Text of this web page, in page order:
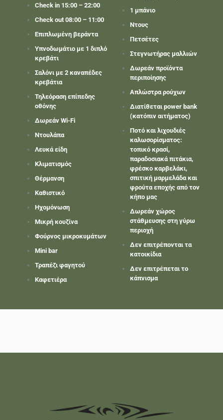
Check in 15:00 – 22:00
Check out 08:00 – 11:00
Επιπλωμένη βεράντα
Υπνοδωμάτιο με 1 διπλό
κρεβάτι
Σαλόνι με 2 καναπέδες
κρεβάτια
Τηλεόραση επίπεδης
οθόνης
Δωρεάν Wi-Fi
Ντουλάπα
Λευκά είδη
Κλιματισμός
Θέρμανση
Καθιστικό
Ηχομόνωση
Μικρή κουζίνα
Φούρνος μικροκυμάτων
Mini bar
Τραπέζι φαγητού
Καφετιέρα
1 μπάνιο
Ντους
Πετσέτες
Στεγνωτήρας μαλλιών
Δωρεάν προϊόντα
περιποίησης
Απλώστρα ρούχων
Διατίθεται power bank
(κατόπιν αιτήματος)
Ποτό και λιχουδιές
καλωσορίσματος:
τοπικό κρασί,
παραδοσιακά πιτάκια,
φρέσκο καρβελάκι,
σπιτική μαρμελάδα και
φρούτα εποχής από τον
κήπο μας
Δωρεάν χώρος
στάθμευσης στη γύρω
περιοχή
Δεν επιτρέπονται τα
κατοικίδια
Δεν επιτρέπεται το
κάπνισμα